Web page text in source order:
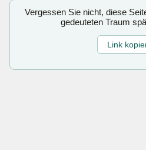
Vergessen Sie nicht, diese
gedeuteten Traum
Link